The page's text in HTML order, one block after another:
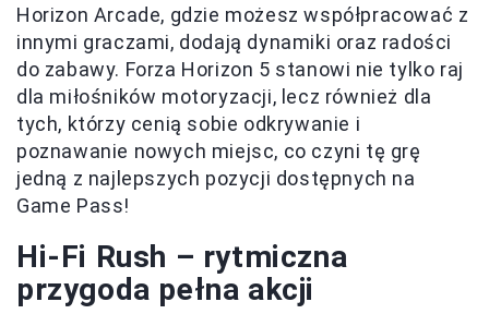
Horizon Arcade, gdzie możesz współpracować z
innymi graczami, dodają dynamiki oraz radości
do zabawy. Forza Horizon 5 stanowi nie tylko raj
dla miłośników motoryzacji, lecz również dla
tych, którzy cenią sobie odkrywanie i
poznawanie nowych miejsc, co czyni tę grę
jedną z najlepszych pozycji dostępnych na
Game Pass!
Hi-Fi Rush – rytmiczna
przygoda pełna akcji